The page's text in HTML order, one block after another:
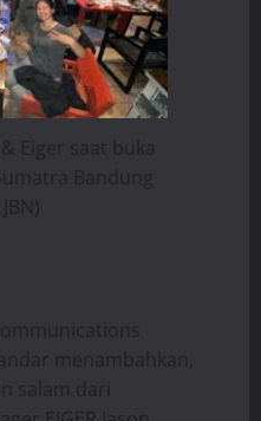
Eiger saat buka
Bandung
menambahkan,
salam dari